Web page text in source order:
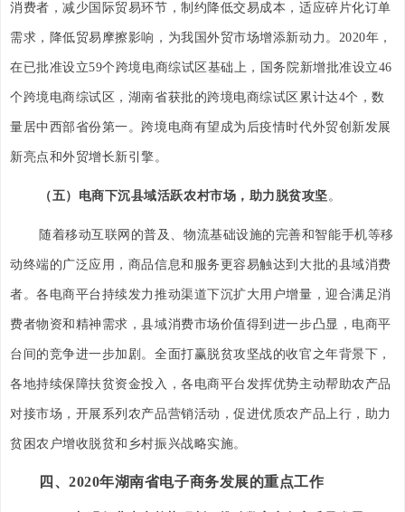
消费者，减少国际贸易环节，制约降低交易成本，适应碎片化订单
需求，降低贸易摩擦影响，为我国外贸市场增添新动力。2020年，
在已批准设立59个跨境电商综试区基础上，国务院新增批准设立46
个跨境电商综试区，湖南省获批的跨境电商综试区累计达4个，数
量居中西部省份第一。跨境电商有望成为后疫情时代外贸创新发展
新亮点和外贸增长新引擎。
（五）电商下沉县域活跃农村市场，助力脱贫攻坚。
随着移动互联网的普及、物流基础设施的完善和智能手机等移
动终端的广泛应用，商品信息和服务更容易触达到大批的县域消费
者。各电商平台持续发力推动渠道下沉扩大用户增量，迎合满足消
费者物资和精神需求，县域消费市场价值得到进一步凸显，电商平
台间的竞争进一步加剧。全面打赢脱贫攻坚战的收官之年背景下，
各地持续保障扶贫资金投入，各电商平台发挥优势主动帮助农产品
对接市场，开展系列农产品营销活动，促进优质农产品上行，助力
贫困农户增收脱贫和乡村振兴战略实施。
四、2020年湖南省电子商务发展的重点工作